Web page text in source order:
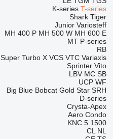
K-series T-series
Shark Tiger
Junior Variosteff
MH 400 P MH 500 W MH 600 E
MT P-series
RB
Super Turbo X VCS VTC Variaxis
Sprinter Vito
LBV MC SB
UCP WF
Big Blue Bobcat Gold Star SRH
D-series
Crysta-Apex
Aero Condo
KNC 5 1500
CL NL